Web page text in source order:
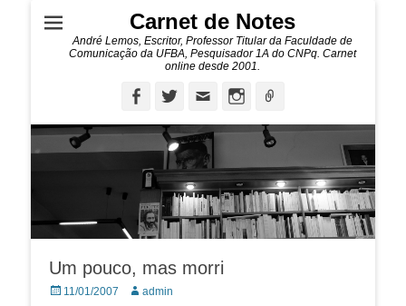
Carnet de Notes
André Lemos, Escritor, Professor Titular da Faculdade de
Comunicação da UFBA, Pesquisador 1A do CNPq. Carnet
online desde 2001.
FacebookTwitterEmail Instagram
Um pouco, mas morri
Posted
11/01/2007 Autor:admin